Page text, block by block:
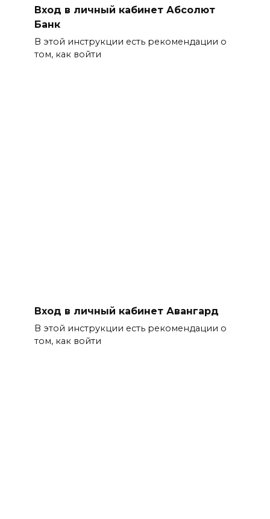
Вход в личный кабинет Абсолют
Банк
В этой инструкции есть рекомендации о
том, как войти
Вход в личный кабинет Авангард
В этой инструкции есть рекомендации о
том, как войти